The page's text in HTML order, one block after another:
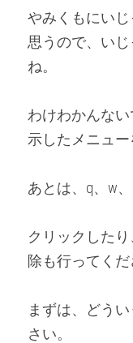
やみくもにい
思うので、い
ね。
わけわかんな
示したメニュー
あとは、q、w
クリックした
除も行ってくだ
まずは、どう
さい。